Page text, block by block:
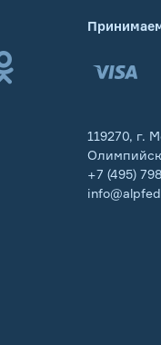
119270, г.
+7 (495)